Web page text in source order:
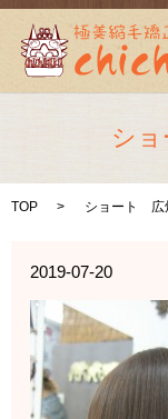
シ
TOP ショート
2019-07-20